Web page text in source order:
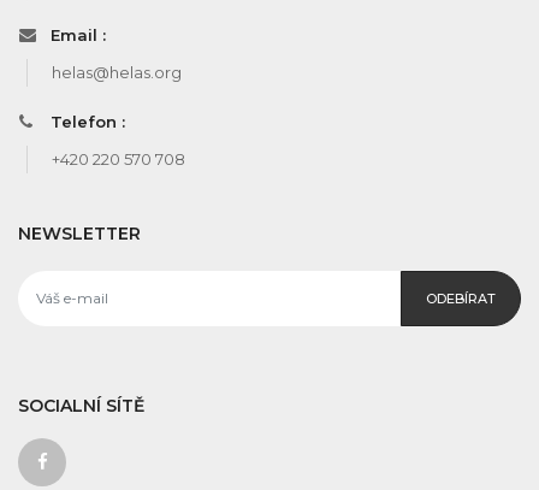
Email :
helas@helas.org
Telefon :
+420 220 570 708
NEWSLETTER
ODEBÍRAT
SOCIALNÍ SÍTĚ